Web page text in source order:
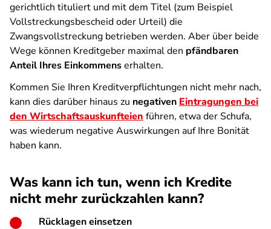
gerichtlich tituliert und mit dem Titel (zum Beispiel
Vollstreckungsbescheid oder Urteil) die
Zwangsvollstreckung betrieben werden. Aber über beide
Wege können Kreditgeber maximal den pfändbaren
Anteil Ihres Einkommenserhalten.
Kommen Sie Ihren Kreditverpflichtungen nicht mehr nach,
kann dies darüber hinaus zu negativen Eintragungen bei
den Wirtschaftsauskunfteien führen, etwa der Schufa,
was wiederum negative Auswirkungen auf Ihre Bonität
haben kann.
Was kann ich tun, wenn ich Kredite
nicht mehr zurückzahlen kann?
Rücklagen einsetzen